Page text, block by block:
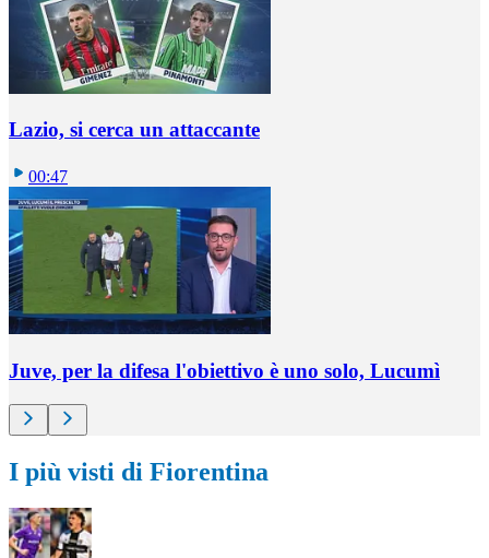
Lazio, si cerca un attaccante
00:47
Juve, per la difesa l'obiettivo è uno solo, Lucumì
I più visti di Fiorentina